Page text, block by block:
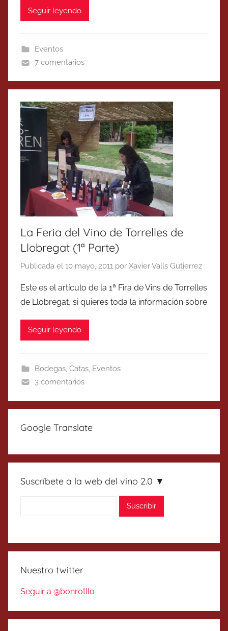
Seguir leyendo
Eventos
7 comentarios
La Feria del Vino de Torrelles de
Llobregat (1ª Parte)
Publicada el 10 mayo, 2011 por Xavier Valls Gutierrez
Este es el artículo de la 1ª Fira de Vins de Torrelles
de Llobregat, si quieres toda la información sobre
Seguir leyendo
Bodegas, Catas, Eventos
3 comentarios
Google Translate
Suscríbete a la web del vino 2.0 ▼
Nuestro twitter
Seguir a @bonrotllo